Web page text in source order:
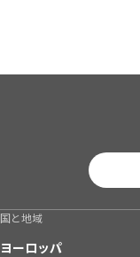
国と地域
ヨーロッパ